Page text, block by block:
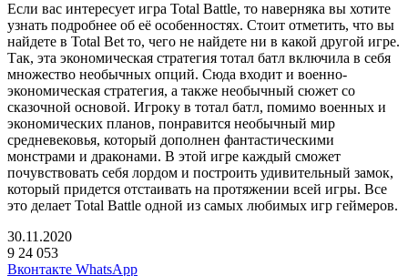
Если вас интересует игра Total Battle, то наверняка вы хотите
узнать подробнее об её особенностях. Стоит отметить, что вы
найдете в Total Bet то, чего не найдете ни в какой другой игре.
Так, эта экономическая стратегия тотал батл включила в себя
множество необычных опций. Сюда входит и военно-
экономическая стратегия, а также необычный сюжет со
сказочной основой. Игроку в тотал батл, помимо военных и
экономических планов, понравится необычный мир
средневековья, который дополнен фантастическими
монстрами и драконами. В этой игре каждый сможет
почувствовать себя лордом и построить удивительный замок,
который придется отстаивать на протяжении всей игры. Все
это делает Total Battle одной из самых любимых игр геймеров.
30.11.2020
9 24 053
Facebook
Twitter
LinkedIn
Вконтакте WhatsAppTelegram